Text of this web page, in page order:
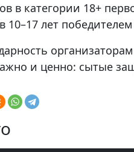
в категории 18+
10–17 лет
и ценно: сытые